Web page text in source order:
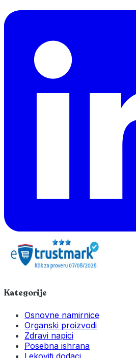
Kategorije
Osnovne namirnice
Organski proizvodi
Zdravi napici
Posebna ishrana
Lekoviti dodaci